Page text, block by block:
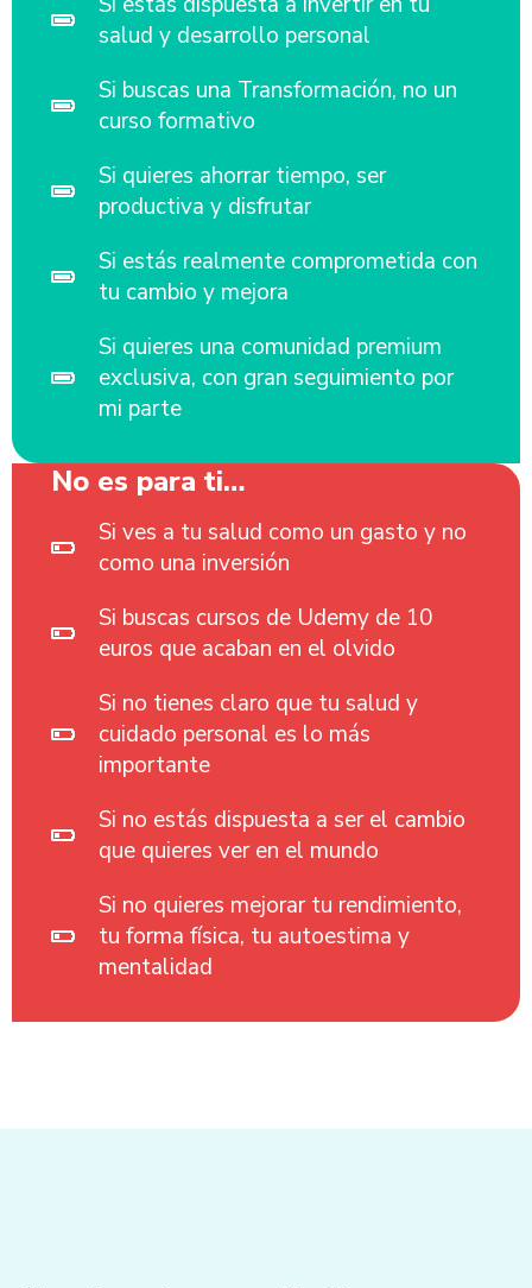
salud y desarrollo personal
Si buscas una Transformación, no un
curso formativo
Si quieres ahorrar tiempo, ser
productiva y disfrutar
Si estás realmente comprometida con
tu cambio y mejora
Si quieres una comunidad premium
exclusiva, con gran seguimiento por
mi parte
No es para ti…
Si ves a tu salud como un gasto y no
como una inversión
Si buscas cursos de Udemy de 10
euros que acaban en el olvido
Si no tienes claro que tu salud y
cuidado personal es lo más
importante
Si no estás dispuesta a ser el cambio
que quieres ver en el mundo
Si no quieres mejorar tu rendimiento,
tu forma física, tu autoestima y
mentalidad